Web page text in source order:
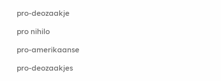
pro-deozaakje
pro nihilo
pro-amerikaanse
pro-deozaakjes